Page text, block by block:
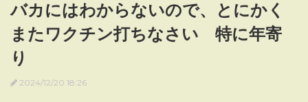
バカにはわからないので、とにかく
またワクチン打ちなさい 特に年寄
り
2024/12/20 18:26